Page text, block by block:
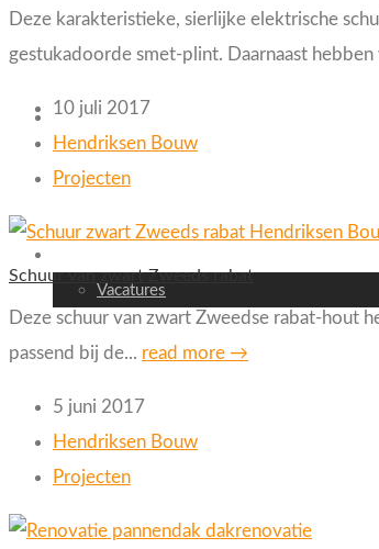
Nieuws
Vacatures
Deze karakteristieke, sierlijke elektrische
gestukadoorde smet-plint. Daarnaast
10 juli 2017
Hendriksen Bouw
Projecten
Schuur van zwart Zweeds rabat
Deze schuur van zwart Zweedse rabat-hout
passend bij de... read more →
5 juni 2017
Hendriksen Bouw
Projecten